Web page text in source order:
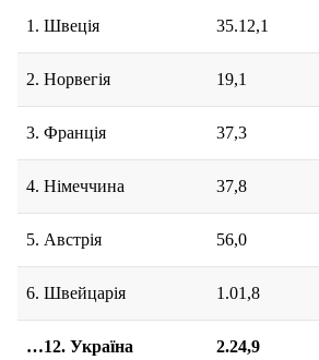
1. Швеція 35.12,1
2. Норвегія 19,1
3. Франція 37,3
4. Німеччина 37,8
5. Австрія 56,0
6. Швейцарія 1.01,8
…12. Україна 2.24,9